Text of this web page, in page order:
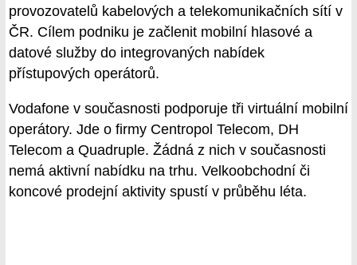
provozovatelů kabelových a telekomunikačních sítí v
ČR. Cílem podniku je začlenit mobilní hlasové a
datové služby do integrovaných nabídek
přístupových operátorů.
Vodafone v současnosti podporuje tři virtuální mobilní
operátory. Jde o firmy Centropol Telecom, DH
Telecom a Quadruple. Žádná z nich v současnosti
nemá aktivní nabídku na trhu. Velkoobchodní či
koncové prodejní aktivity spustí v průběhu léta.